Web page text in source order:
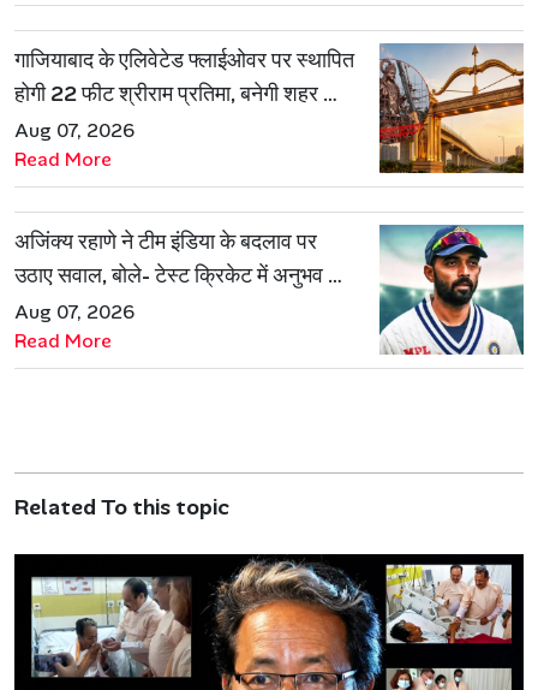
गाजियाबाद के एलिवेटेड फ्लाईओवर पर स्थापित
होगी 22 फीट श्रीराम प्रतिमा, बनेगी शहर की
नई पहचान
Aug 07, 2026
Read More
अजिंक्य रहाणे ने टीम इंडिया के बदलाव पर
उठाए सवाल, बोले- टेस्ट क्रिकेट में अनुभव की
जरूरत हमेशा रहेगी
Aug 07, 2026
Read More
Related To this topic